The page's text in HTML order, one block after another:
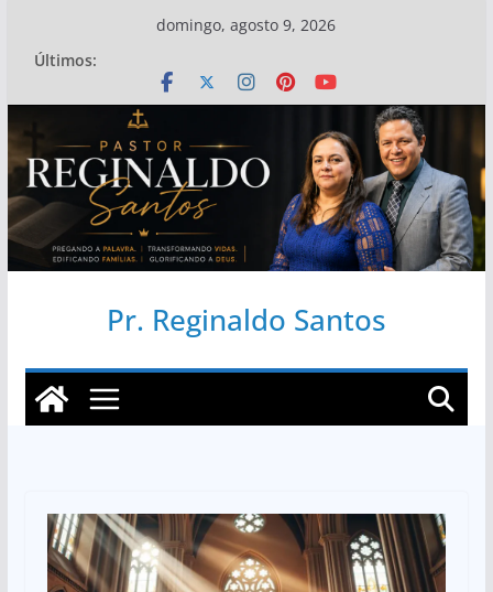
conteúdo
domingo, agosto 9, 2026
Últimos:
Pr. Reginaldo Santos